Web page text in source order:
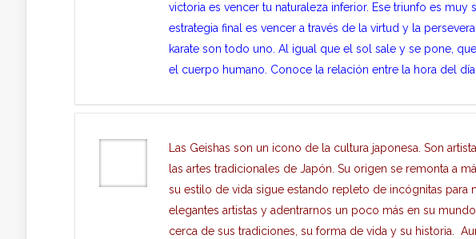
victoria es vencer tu naturaleza inferior. Ese triunfo es
estrategia final es vencer a través de la virtud y la
karate son todo uno. Al igual que el sol sale y se pone,
el cuerpo humano. Conoce la relación entre la hora del
Las Geishas son un icono de la cultura japonesa. Son
las artes tradicionales de Japón. Su origen se remonta a
su estilo de vida sigue estando repleto de incógnitas para
elegantes artistas y adentrarnos un poco más en su
cerca de sus tradiciones, su forma de vida y su historia.